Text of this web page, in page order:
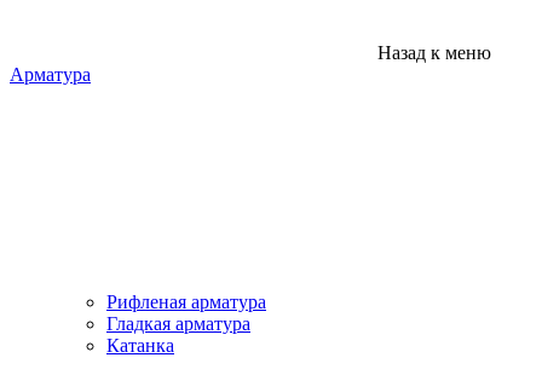
Назад к меню
Арматура
Рифленая арматура
Гладкая арматура
Катанка